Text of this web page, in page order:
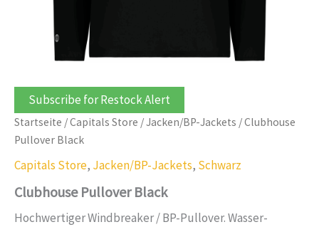
Subscribe for Restock Alert
Startseite /Capitals Store /Jacken/BP-Jackets / Clubhouse
Pullover Black
Capitals Store, Jacken/BP-Jackets, Schwarz
Clubhouse Pullover Black
Hochwertiger Windbreaker / BP-Pullover. Wasser-